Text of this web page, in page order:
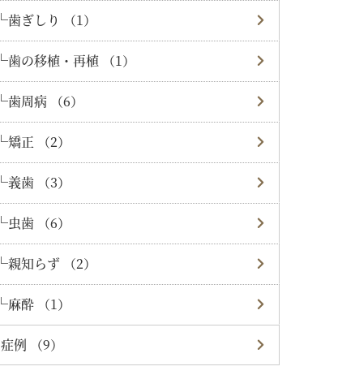
歯ぎしり （1）
歯の移植・再植 （1）
歯周病 （6）
矯正 （2）
義歯 （3）
虫歯 （6）
親知らず （2）
麻酔 （1）
症例 （9）